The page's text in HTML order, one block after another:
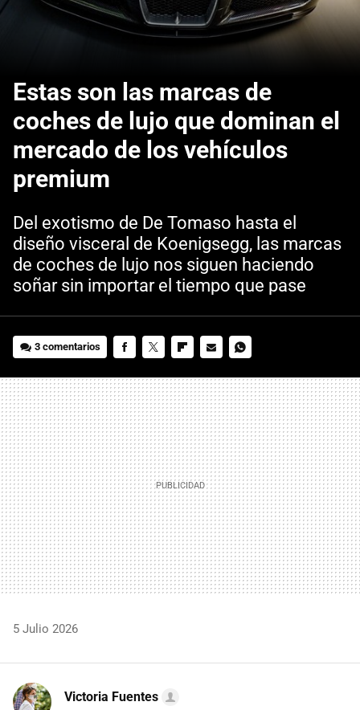
Estas son las marcas de
coches de lujo que dominan el
mercado de los vehículos
premium
Del exotismo de De Tomaso hasta el
diseño visceral de Koenigsegg, las marcas
de coches de lujo nos siguen haciendo
soñar sin importar el tiempo que pase
3 comentarios
MAIL
5 Julio 2026
Victoria Fuentes